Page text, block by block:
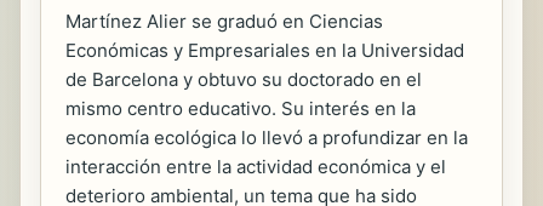
Martínez Alier se graduó en Ciencias
Económicas y Empresariales en la Universidad
de Barcelona y obtuvo su doctorado en el
mismo centro educativo. Su interés en la
economía ecológica lo llevó a profundizar en la
interacción entre la actividad económica y el
deterioro ambiental, un tema que ha sido